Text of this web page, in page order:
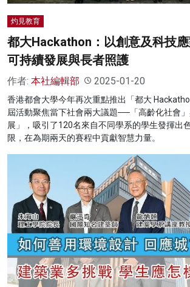
灼見教育
都大Hackathon：以創意及科技
可持續發展與長者照護
作者: 本社編輯部 2025-01-20
香港都會大學今年再次重點推出「都大
屆活動聚焦當下社會兩大議題──「高齡化社會
展」，吸引了120名來自不同學系的學生發揮出
限，在為期兩天的賽程中貢獻智慧力量。